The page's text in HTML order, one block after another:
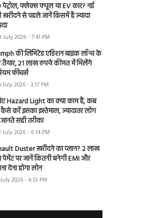
पेट्रोल, फ्लेक्स फ्यूल या EV कार? नई
खरीदने से पहले जानें किसमें है ज्यादा
July 2026 - 7:41 PM
की लिमिटेड एडिशन बाइक लॉन्च के
तैयार, 21 लाख रुपये कीमत में मिलेंगे
फीचर्स
July 2026 - 3:17 PM
Hazard Light का क्या काम है, कब
करें इसका इस्तेमाल, ज्यादातर लोग
सही तरीका
July 2026 - 6:14 PM
Duster खरीदने का प्लान? 2 लाख
पेमेंट पर जानें कितनी बनेगी EMI और
देना होगा लोन
2026 - 6:33 PM